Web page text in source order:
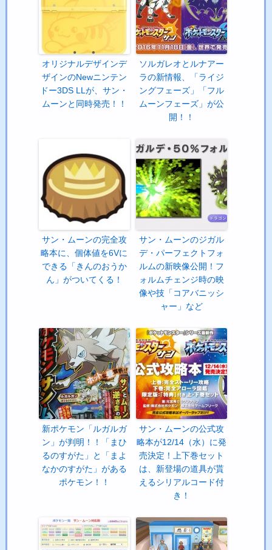
オリジナルデザインデ
ザインのNewニンテン
ドー3DS LLが、サン・
ムーンと同時発売！！
ソルガレオとルナアー
ラの新情報、「ライジ
ングフェーズ」「フル
ムーンフェーズ」が公
開！！
サン・ムーンの完全攻
略本に、個体値を6Vに
できる「きんのおうか
ん」がついてくる！
サン・ムーンのジガル
デ・パーフェクトフォ
ルムの新映像公開！フ
ォルムチェンジ時の映
像や技「コアバニッシ
ャー」など
新ポケモン「ルガルガ
ン」が判明！！「まひ
るのすがた」と「まよ
なかのすがた」がある
ポケモン！！
サン・ムーンの公式攻
略本が12/14（水）に発
売決定！上下巻セット
は、新登場の道具が貰
えるシリアルコード付
き！